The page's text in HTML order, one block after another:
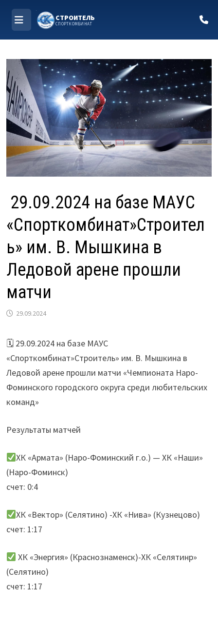
содержимому
МЕНЮ
СТРОИТЕЛЬ
СПОРТКОМБИНАТ
29.09.2024 на базе МАУС
«Спорткомбинат»Строител
ь» им. В. Мышкина в
Ледовой арене прошли
матчи
29.09.2024
🗓 29.09.2024 на базе МАУС
«Спорткомбинат»Строитель» им. В. Мышкина в
Ледовой арене прошли матчи «Чемпионата Наро-
Фоминского городского округа среди любительских
команд»
Результаты матчей
ХК «Армата» (Наро-Фоминский г.о.) — ХК «Наши»
(Наро-Фоминск)
счет: 0:4
ХК «Вектор» (Селятино) -ХК «Нива» (Кузнецово)
счет: 1:17
ХК «Энергия» (Краснознаменск)-ХК «Селятинр»
(Селятино)
счет: 1:17